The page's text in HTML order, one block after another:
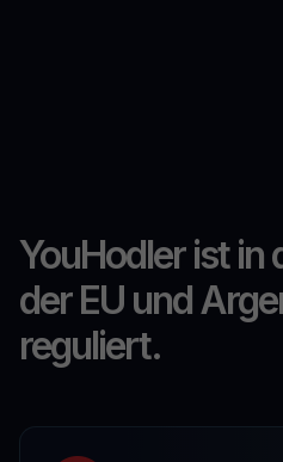
YouHodler ist in
der EU und
reguliert.